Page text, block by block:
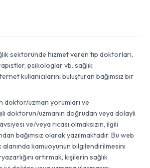
sektöründe hizmet veren tıp doktorları,
psikologlar vb. sağlık
kullanıcılarını buluşturan bağımsız bir
doktor/uzman yorumları ve
doktorun/uzmanın doğrudan veya dolaylı
ve/veya ricası olmaksızın, ilgili
bağımsız olarak yazılmaktadır. Bu web
alanında kamuoyunun bilgilendirilmesini
artırmak, kişilerin sağlık